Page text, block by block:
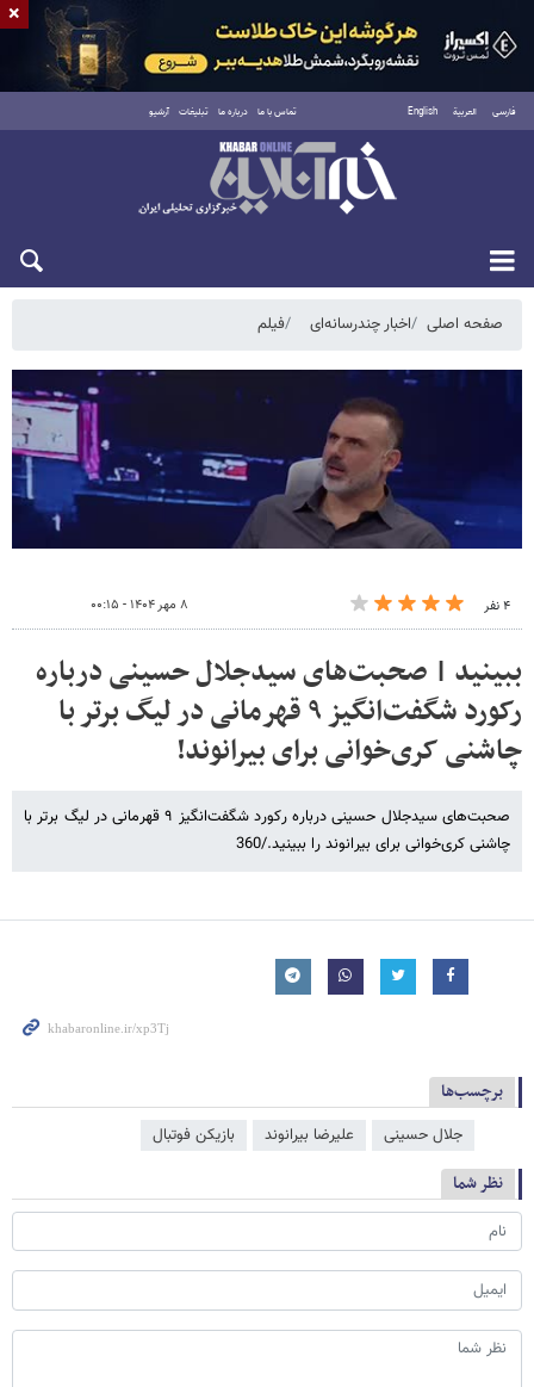
فارسی العربية English تماس با ما درباره ما تبلیغات آرشیو
شنبه ۱۷ مرداد ۱۴۰۵
صفحه اصلی اخبار چندرسانه‌ای فیلم
۴ نفر ۸ مهر ۱۴۰۴ - ۰۰:۱۵
ببینید | صحبت‌های سیدجلال حسینی درباره
رکورد شگفت‌انگیز ۹ قهرمانی در لیگ برتر با
چاشنی کری‌خوانی برای بیرانوند!
صحبت‌های سیدجلال حسینی درباره رکورد شگفت‌انگیز ۹ قهرمانی در لیگ برتر با
چاشنی کری‌خوانی برای بیرانوند را ببینید./360
برچسب‌ها
جلال حسینی علیرضا بیرانوند بازیکن فوتبال
نظر شما
×